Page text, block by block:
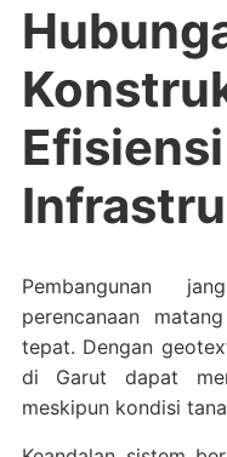
Efisiensi
Pembangunan
perencanaan
tepat. Dengan
di Garut dapat
meskipun kondisi